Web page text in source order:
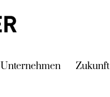
Unternehmen Zukunft